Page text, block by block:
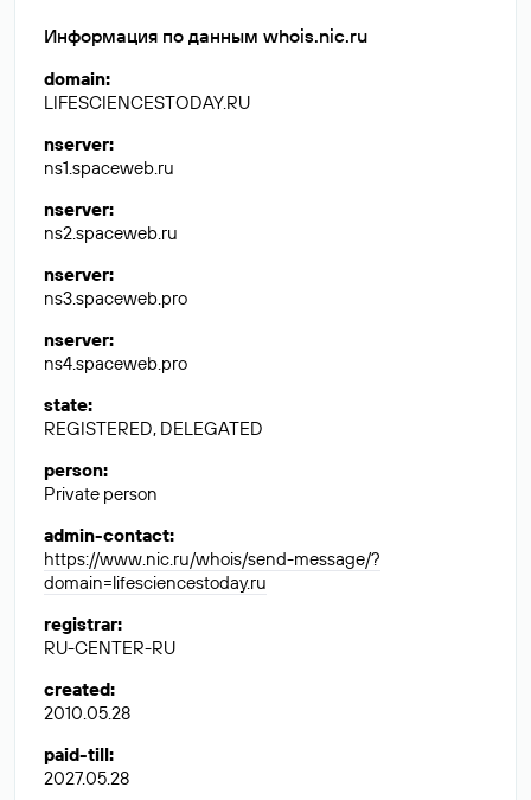
Информация по данным whois.nic.ru
domain:
LIFESCIENCESTODAY.RU
nserver:
ns1.spaceweb.ru
nserver:
ns2.spaceweb.ru
nserver:
ns3.spaceweb.pro
nserver:
ns4.spaceweb.pro
state:
REGISTERED, DELEGATED
person:
Private person
admin-contact:
https://www.nic.ru/whois/send-message/?
domain=lifesciencestoday.ru
registrar:
RU-CENTER-RU
created:
2010.05.28
paid-till:
2027.05.28